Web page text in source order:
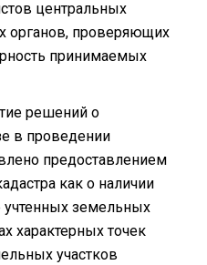
центральных
органов, проверяющих
принимаемых
решений о
в проведении
предоставлением
как о наличии
учтенных земельных
характерных точек
участков